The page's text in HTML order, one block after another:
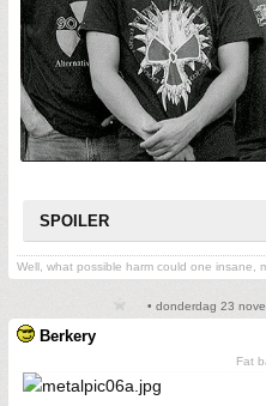
SPOILER
Well, what possible harm could one insane,
• donderdag 23
Berkery
Fat